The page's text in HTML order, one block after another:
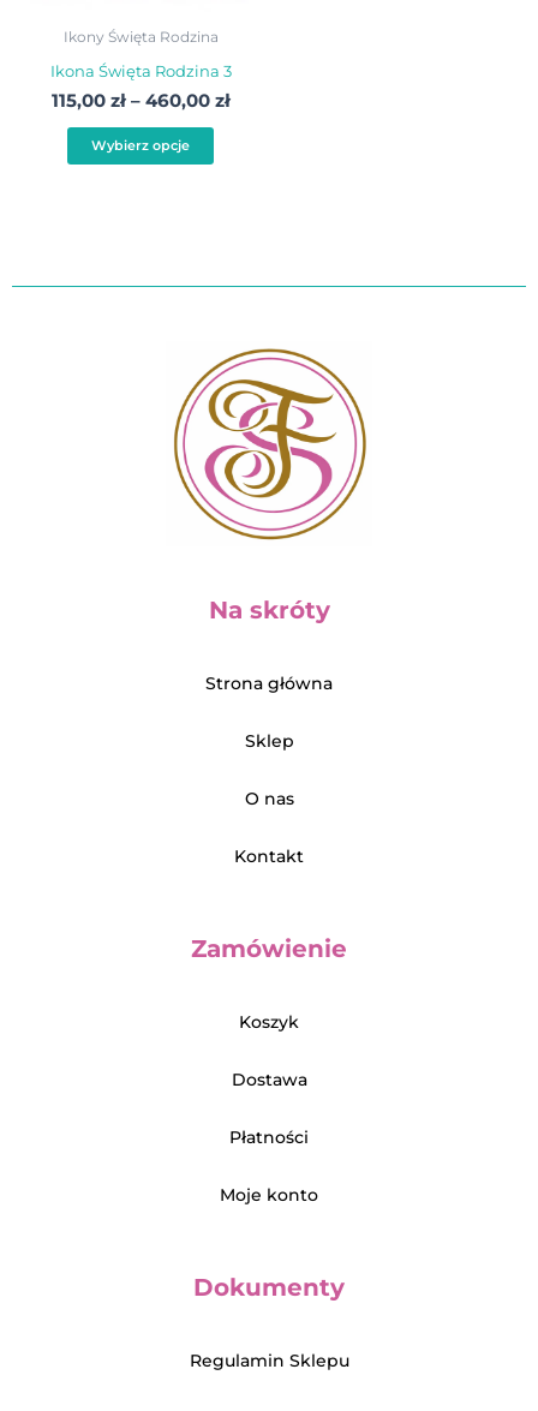
Ikony Święta Rodzina
Ikona Święta Rodzina 3
115,00 zł – 460,00 zł
Wybierz opcje
wybrać
na
stronie
produktu
Na skróty
Strona główna
Sklep
O nas
Kontakt
Zamówienie
Koszyk
Dostawa
Płatności
Moje konto
Dokumenty
Regulamin Sklepu